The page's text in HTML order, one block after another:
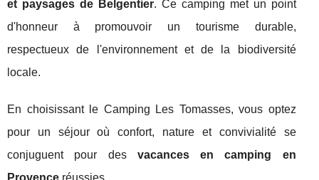
et paysages de Belgentier. Ce camping met un point
d'honneur à promouvoir un tourisme durable,
respectueux de l'environnement et de la biodiversité
locale.
En choisissant le Camping Les Tomasses, vous optez
pour un séjour où confort, nature et convivialité se
conjuguent pour des vacances en camping en
Provence réussies.